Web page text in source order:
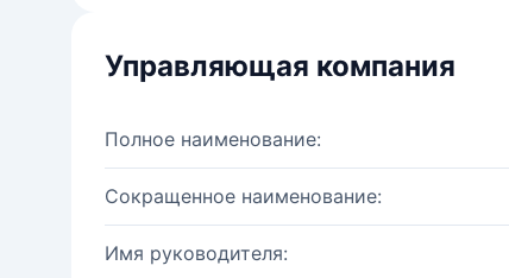
Управляющая компания
Полное наименование:
Сокращенное наименование:
Имя руководителя: